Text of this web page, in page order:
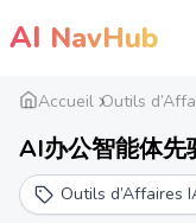
AI NavHub
Accueil Outils
AI办公智能体先
Outils d’Affaires